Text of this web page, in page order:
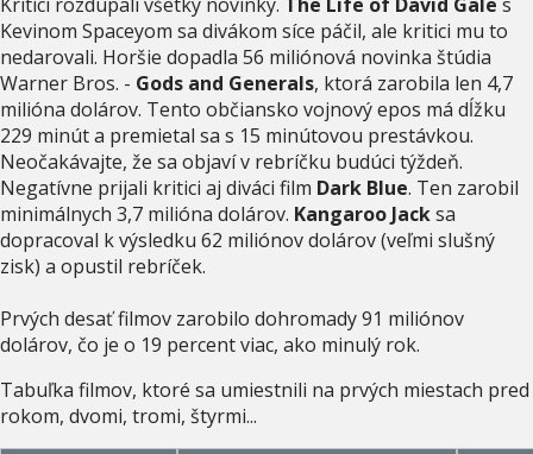
Kevinom Spaceyom sa divákom síce páčil, ale kritici mu to
nedarovali. Horšie dopadla 56 miliónová novinka štúdia
Warner Bros. - Gods and Generals, ktorá zarobila len 4,7
milióna dolárov. Tento občiansko vojnový epos má dĺžku
229 minút a premietal sa s 15 minútovou prestávkou.
Neočakávajte, že sa objaví v rebríčku budúci týždeň.
Negatívne prijali kritici aj diváci film Dark Blue. Ten zarobil
minimálnych 3,7 milióna dolárov. Kangaroo Jacksa
dopracoval k výsledku 62 miliónov dolárov (veľmi slušný
zisk) a opustil rebríček.
Prvých desať filmov zarobilo dohromady 91 miliónov
dolárov, čo je o 19 percent viac, ako minulý rok.
Tabuľka filmov, ktoré sa umiestnili na prvých miestach pred
rokom, dvomi, tromi, štyrmi...